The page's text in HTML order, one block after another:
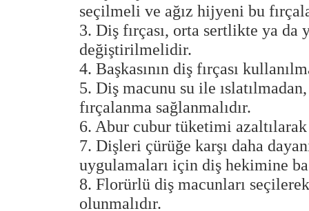
seçilmeli ve ağız hijyeni bu
3. Diş fırçası, orta sertlikte ya da
değiştirilmelidir.
4. Başkasının diş fırçası
5. Diş macunu su ile
fırçalanma sağlanmalıdır.
6. Abur cubur tüketimi
7. Dişleri çürüğe karşı daha
uygulamaları için diş hekimine
8. Florürlü diş macunları
olunmalıdır.